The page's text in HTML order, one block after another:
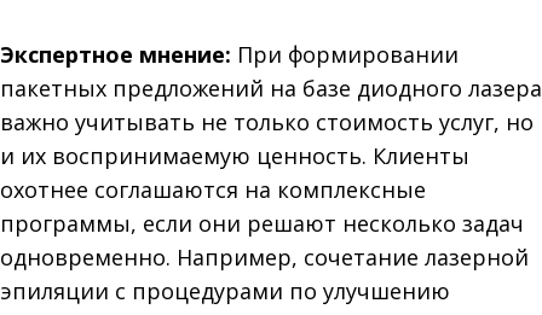
Экспертное мнение: При формировании
пакетных предложений на базе диодного лазера
важно учитывать не только стоимость услуг, но
и их воспринимаемую ценность. Клиенты
охотнее соглашаются на комплексные
программы, если они решают несколько задач
одновременно. Например, сочетание лазерной
эпиляции с процедурами по улучшению